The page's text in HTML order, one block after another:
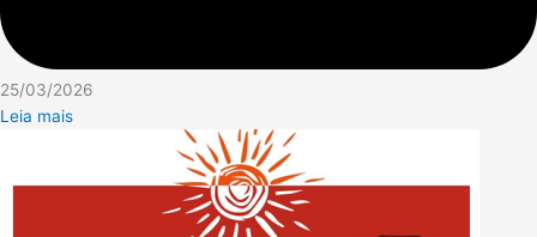
25/03/2026
Leia mais